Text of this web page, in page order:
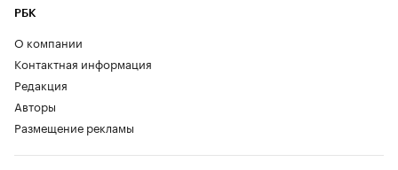
РБК
О компании
Контактная информация
Редакция
Авторы
Размещение рекламы